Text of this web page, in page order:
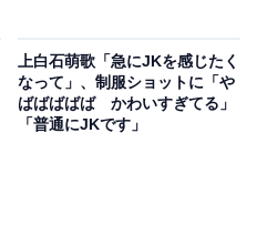
上白石萌歌「急にJKを感じたく
なって」、制服ショットに「や
ばばばばば かわいすぎてる」
「普通にJKです」